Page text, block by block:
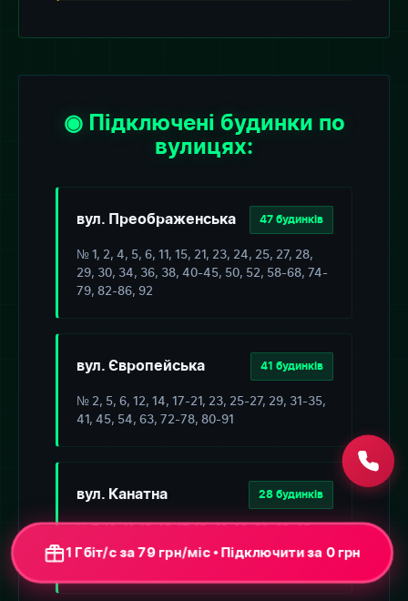
◉ Підключені будинки по
вулицях:
вул. Преображенська 47 будинків
№ 1, 2, 4, 5, 6, 11, 15, 21, 23, 24, 25, 27, 28,
29, 30, 34, 36, 38, 40-45, 50, 52, 58-68, 74-
79, 82-86, 92
вул. Європейська 41 будинків
№ 2, 5, 6, 12, 14, 17-21, 23, 25-27, 29, 31-35,
41, 45, 54, 63, 72-78, 80-91
вул. Канатна 28 будинків
№ 7, 10, 11, 13, 15-17, 19, 41, 49, 52, 63, 65,
66, 72, 78, 81, 95, 97/1, 98, 101, 102, 114, 130,
+ ONU-термінал